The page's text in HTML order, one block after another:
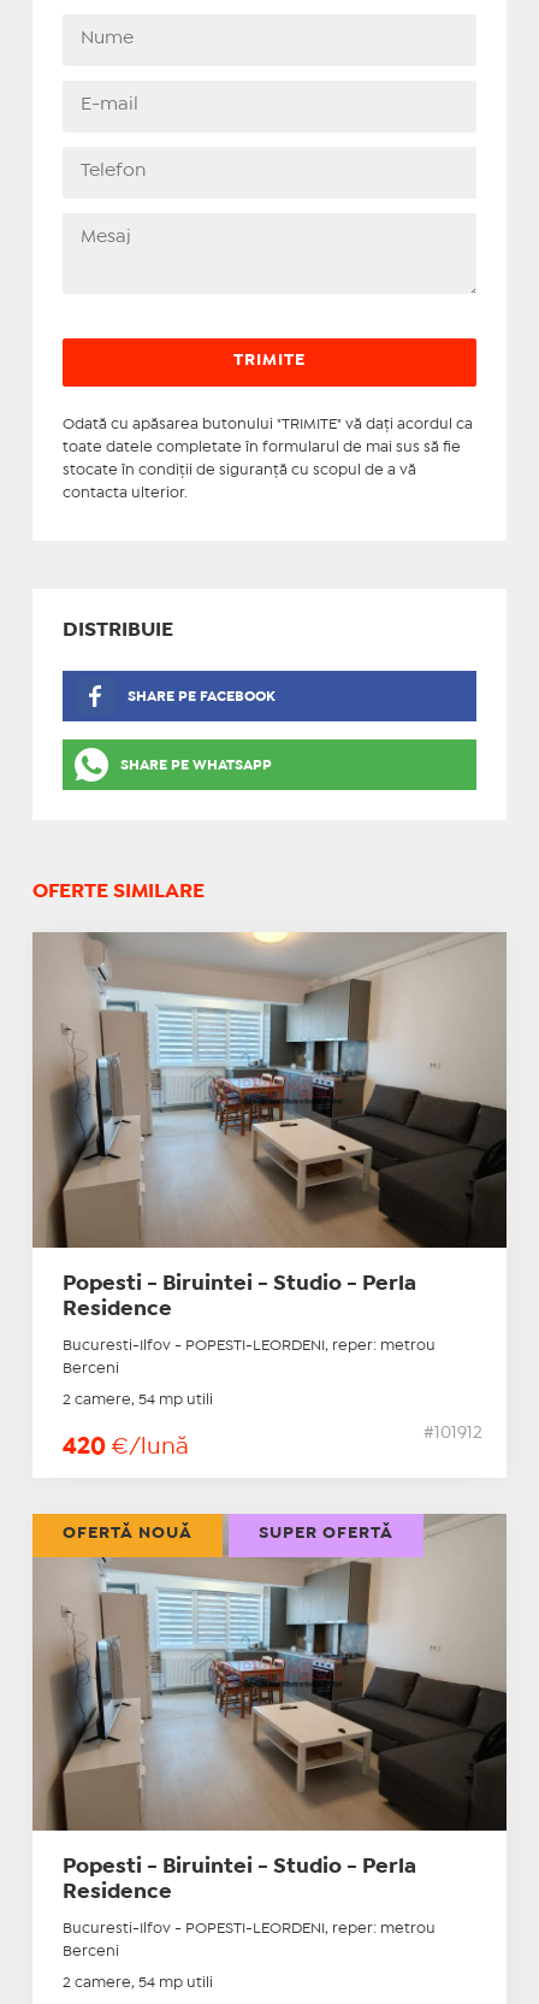
Odată cu apăsarea butonului "TRIMITE" vă daţi acordul ca
toate datele completate în formularul de mai sus să fie
stocate în condiţii de siguranţă cu scopul de a vă
contacta ulterior.
DISTRIBUIE
SHARE PE FACEBOOK
SHARE PE WHATSAPP
OFERTE SIMILARE
Popesti - Biruintei - Studio - Perla
Residence
Bucuresti-Ilfov - POPESTI-LEORDENI, reper: metrou
Berceni
2 camere, 54 mp utili
420 €/lună
#101912
Popesti - Biruintei - Studio - Perla
Residence
Bucuresti-Ilfov - POPESTI-LEORDENI, reper: metrou
Berceni
2 camere, 54 mp utili
OFERTĂ NOUĂ SUPER OFERTĂ